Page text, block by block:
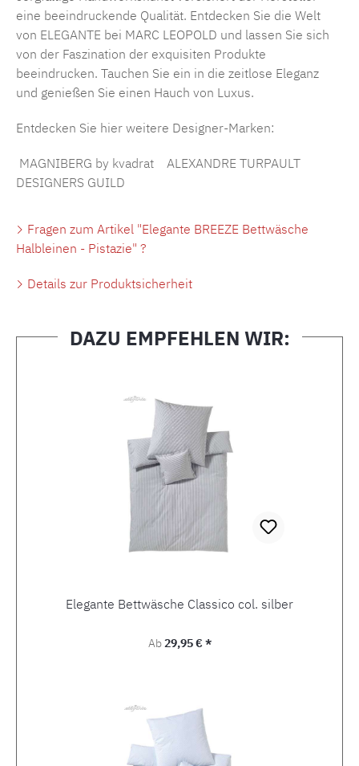
eine beeindruckende Qualität. Entdecken Sie die Welt
von ELEGANTE bei MARC LEOPOLD und lassen Sie sich
von der Faszination der exquisiten Produkte
beeindrucken. Tauchen Sie ein in die zeitlose Eleganz
und genießen Sie einen Hauch von Luxus.
Entdecken Sie hier weitere Designer-Marken:
MAGNIBERG by kvadrat
ALEXANDRE TURPAULT
DESIGNERS GUILD
Fragen zum Artikel "Elegante BREEZE Bettwäsche
Halbleinen - Pistazie" ?
Details zur Produktsicherheit
DAZU EMPFEHLEN WIR:
Elegante Bettwäsche Classico col. silber
Regulärer Preis:
Ab29,95 € *